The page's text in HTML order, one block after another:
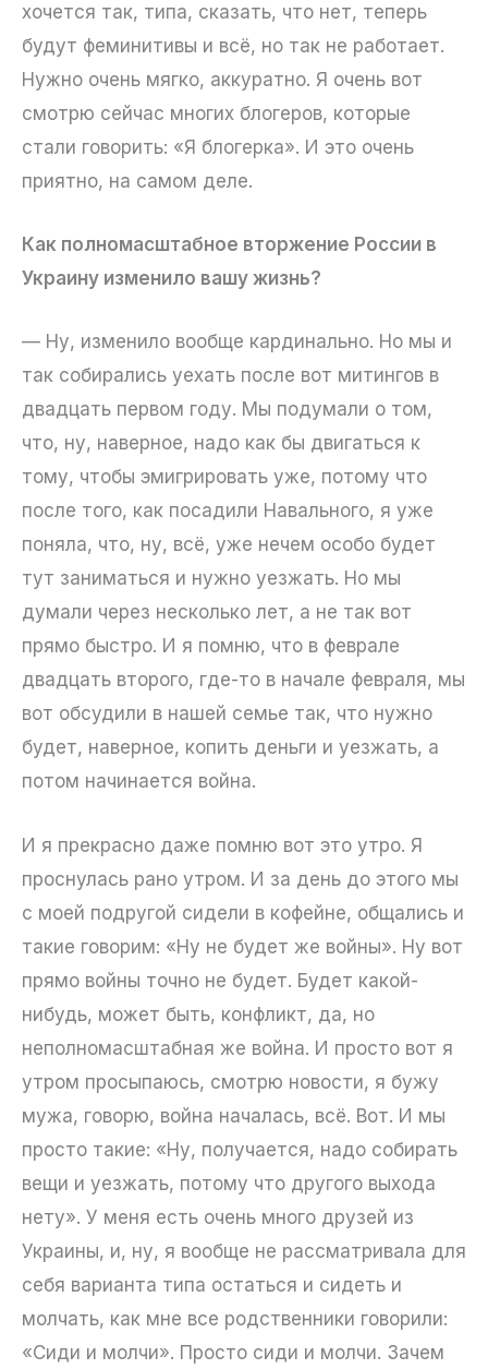
хочется так, типа, сказать, что нет, теперь
будут феминитивы и всё, но так не работает.
Нужно очень мягко, аккуратно. Я очень вот
смотрю сейчас многих блогеров, которые
стали говорить: «Я блогерка». И это очень
приятно, на самом деле.
Как полномасштабное вторжение России в
Украину изменило вашу жизнь?
— Ну, изменило вообще кардинально. Но мы и
так собирались уехать после вот митингов в
двадцать первом году. Мы подумали о том,
что, ну, наверное, надо как бы двигаться к
тому, чтобы эмигрировать уже, потому что
после того, как посадили Навального, я уже
поняла, что, ну, всё, уже нечем особо будет
тут заниматься и нужно уезжать. Но мы
думали через несколько лет, а не так вот
прямо быстро. И я помню, что в феврале
двадцать второго, где-то в начале февраля, мы
вот обсудили в нашей семье так, что нужно
будет, наверное, копить деньги и уезжать, а
потом начинается война.
И я прекрасно даже помню вот это утро. Я
проснулась рано утром. И за день до этого мы
с моей подругой сидели в кофейне, общались и
такие говорим: «Ну не будет же войны». Ну вот
прямо войны точно не будет. Будет какой-
нибудь, может быть, конфликт, да, но
неполномасштабная же война. И просто вот я
утром просыпаюсь, смотрю новости, я бужу
мужа, говорю, война началась, всё. Вот. И мы
просто такие: «Ну, получается, надо собирать
вещи и уезжать, потому что другого выхода
нету». У меня есть очень много друзей из
Украины, и, ну, я вообще не рассматривала для
себя варианта типа остаться и сидеть и
молчать, как мне все родственники говорили:
«Сиди и молчи». Просто сиди и молчи. Зачем